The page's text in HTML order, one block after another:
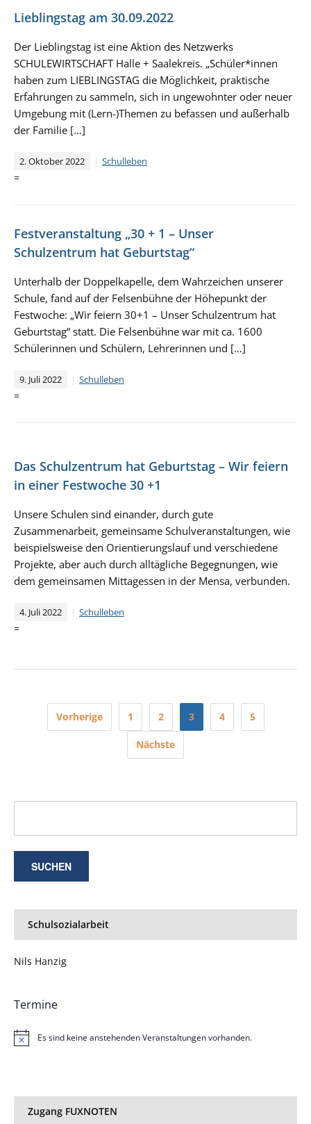
Lieblingstag am 30.09.2022
Der Lieblingstag ist eine Aktion des Netzwerks
SCHULEWIRTSCHAFT Halle + Saalekreis. „Schüler*innen
haben zum LIEBLINGSTAG die Möglichkeit, praktische
Erfahrungen zu sammeln, sich in ungewohnter oder neuer
Umgebung mit (Lern-)Themen zu befassen und außerhalb
der Familie […]
2. Oktober 2022 Schulleben
=
Festveranstaltung „30 + 1 – Unser
Schulzentrum hat Geburtstag“
Unterhalb der Doppelkapelle, dem Wahrzeichen unserer
Schule, fand auf der Felsenbühne der Höhepunkt der
Festwoche: „Wir feiern 30+1 – Unser Schulzentrum hat
Geburtstag“ statt. Die Felsenbühne war mit ca. 1600
Schülerinnen und Schülern, Lehrerinnen und […]
9. Juli 2022 Schulleben
=
Das Schulzentrum hat Geburtstag – Wir feiern
in einer Festwoche 30 +1
Unsere Schulen sind einander, durch gute
Zusammenarbeit, gemeinsame Schulveranstaltungen, wie
beispielsweise den Orientierungslauf und verschiedene
Projekte, aber auch durch alltägliche Begegnungen, wie
dem gemeinsamen Mittagessen in der Mensa, verbunden.
4. Juli 2022 Schulleben
=
Seitennummerierung
Vorherige 1 2 3 4 5
Nächste
Schulsozialarbeit
Nils Hanzig
Termine
HinweisEs sind keine anstehenden Veranstaltungen vorhanden.
Zugang FUXNOTEN